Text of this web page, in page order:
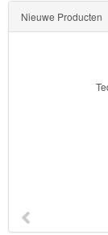
Nieuwe Producten